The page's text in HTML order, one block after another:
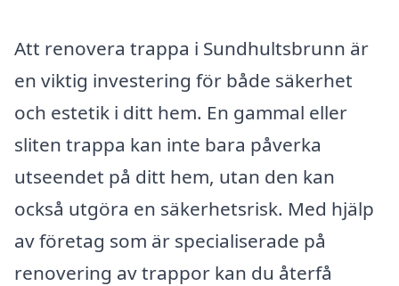
Att renovera trappa i Sundhultsbrunn är
en viktig investering för både säkerhet
och estetik i ditt hem. En gammal eller
sliten trappa kan inte bara påverka
utseendet på ditt hem, utan den kan
också utgöra en säkerhetsrisk. Med hjälp
av företag som är specialiserade på
renovering av trappor kan du återfå